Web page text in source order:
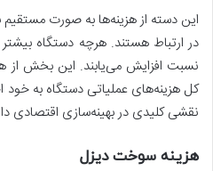
این دسته از هزینه‌ها به صورت مستقیم
در ارتباط هستند. هرچه دستگاه بیشتر
نسبت افزایش می‌یابند. این بخش از
کل هزینه‌های عملیاتی دستگاه به
نقشی کلیدی در بهینه‌سازی اقتصادی
هزینه سوخت دیزل